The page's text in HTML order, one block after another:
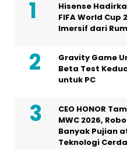
Hisense
FIFA World Cup
Imersif dari
Gravity Game
Beta Test
untuk PC
CEO HONOR
MWC 2026,
Banyak Pujian
Teknologi